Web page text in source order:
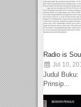
Radio is
Jul 10,
Judul Buku:
Prinsip...